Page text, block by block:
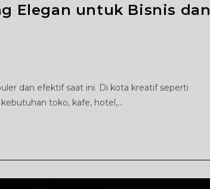
Elegan untuk Bisnis dan
dan efektif saat ini. Di kota kreatif seperti
toko, kafe, hotel,…